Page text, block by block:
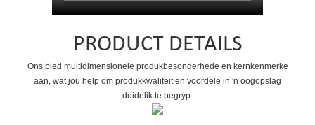
PRODUCT DETAILS
Ons bied multidimensionele produkbesonderhede en kernkenmerke
aan, wat jou help om produkkwaliteit en voordele in 'n oogopslag
duidelik te begryp.